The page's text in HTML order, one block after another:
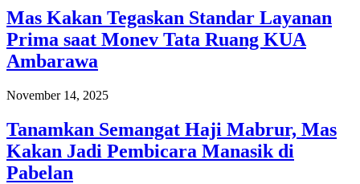
Mas Kakan Tegaskan Standar Layanan
Prima saat Monev Tata Ruang KUA
Ambarawa
November 14, 2025
Tanamkan Semangat Haji Mabrur, Mas
Kakan Jadi Pembicara Manasik di
Pabelan